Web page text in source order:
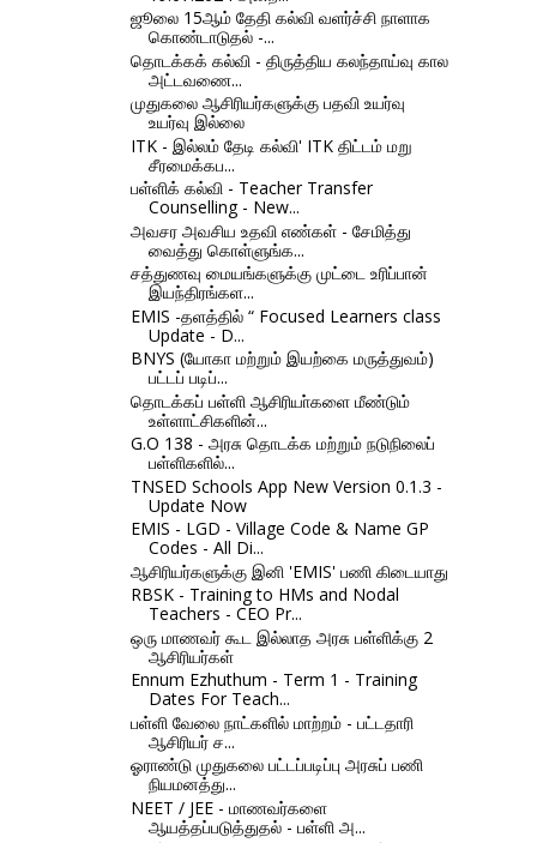
ஜூலை 15ஆம் தேதி கல்வி வளர்ச்சி நாளாக
கொண்டாடுதல் -...
தொடக்கக் கல்வி - திருத்திய கலந்தாய்வு கால
அட்டவணை...
முதுகலை ஆசிரியர்களுக்கு பதவி உயர்வு
உயர்வு இல்லை
ITK - இல்லம் தேடி கல்வி' ITK திட்டம் மறு
சீரமைக்கப...
பள்ளிக் கல்வி - Teacher Transfer
Counselling - New...
அவசர அவசிய உதவி எண்கள் - சேமித்து
வைத்து கொள்ளுங்க...
சத்துணவு மையங்களுக்கு முட்டை உரிப்பான்
இயந்திரங்கள...
EMIS -தளத்தில் “ Focused Learners class
Update - D...
BNYS (யோகா மற்றும் இயற்கை மருத்துவம்)
பட்டப் படிப்...
தொடக்கப் பள்ளி ஆசிரியா்களை மீண்டும்
உள்ளாட்சிகளின்...
G.O 138 - அரசு தொடக்க மற்றும் நடுநிலைப்
பள்ளிகளில்...
TNSED Schools App New Version 0.1.3 -
Update Now
EMIS - LGD - Village Code & Name GP
Codes - All Di...
ஆசிரியர்களுக்கு இனி 'EMIS' பணி கிடையாது
RBSK - Training to HMs and Nodal
Teachers - CEO Pr...
ஒரு மாணவர் கூட இல்லாத அரசு பள்ளிக்கு 2
ஆசிரியர்கள்
Ennum Ezhuthum - Term 1 - Training
Dates For Teach...
பள்ளி வேலை நாட்களில் மாற்றம் - பட்டதாரி
ஆசிரியர் ச...
ஓராண்டு முதுகலை பட்டப்படிப்பு அரசுப் பணி
நியமனத்து...
NEET / JEE - மாணவர்களை
ஆயத்தப்படுத்துதல் - பள்ளி அ...